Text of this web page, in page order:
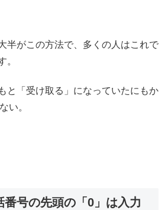
半がこの方法で、多くの人はこれで
。
と「受け取る」になっていたにもか
い。
番号の先頭の「0」は入力